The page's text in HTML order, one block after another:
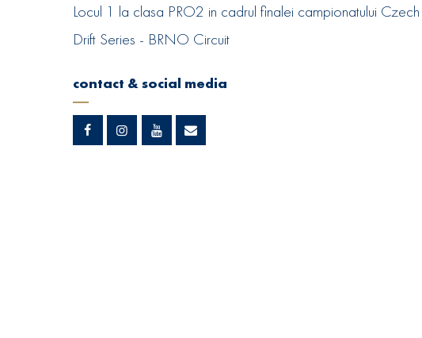
Locul 1 la clasa PRO2 in cadrul finalei campionatului Czech
Drift Series - BRNO Circuit
contact & social media